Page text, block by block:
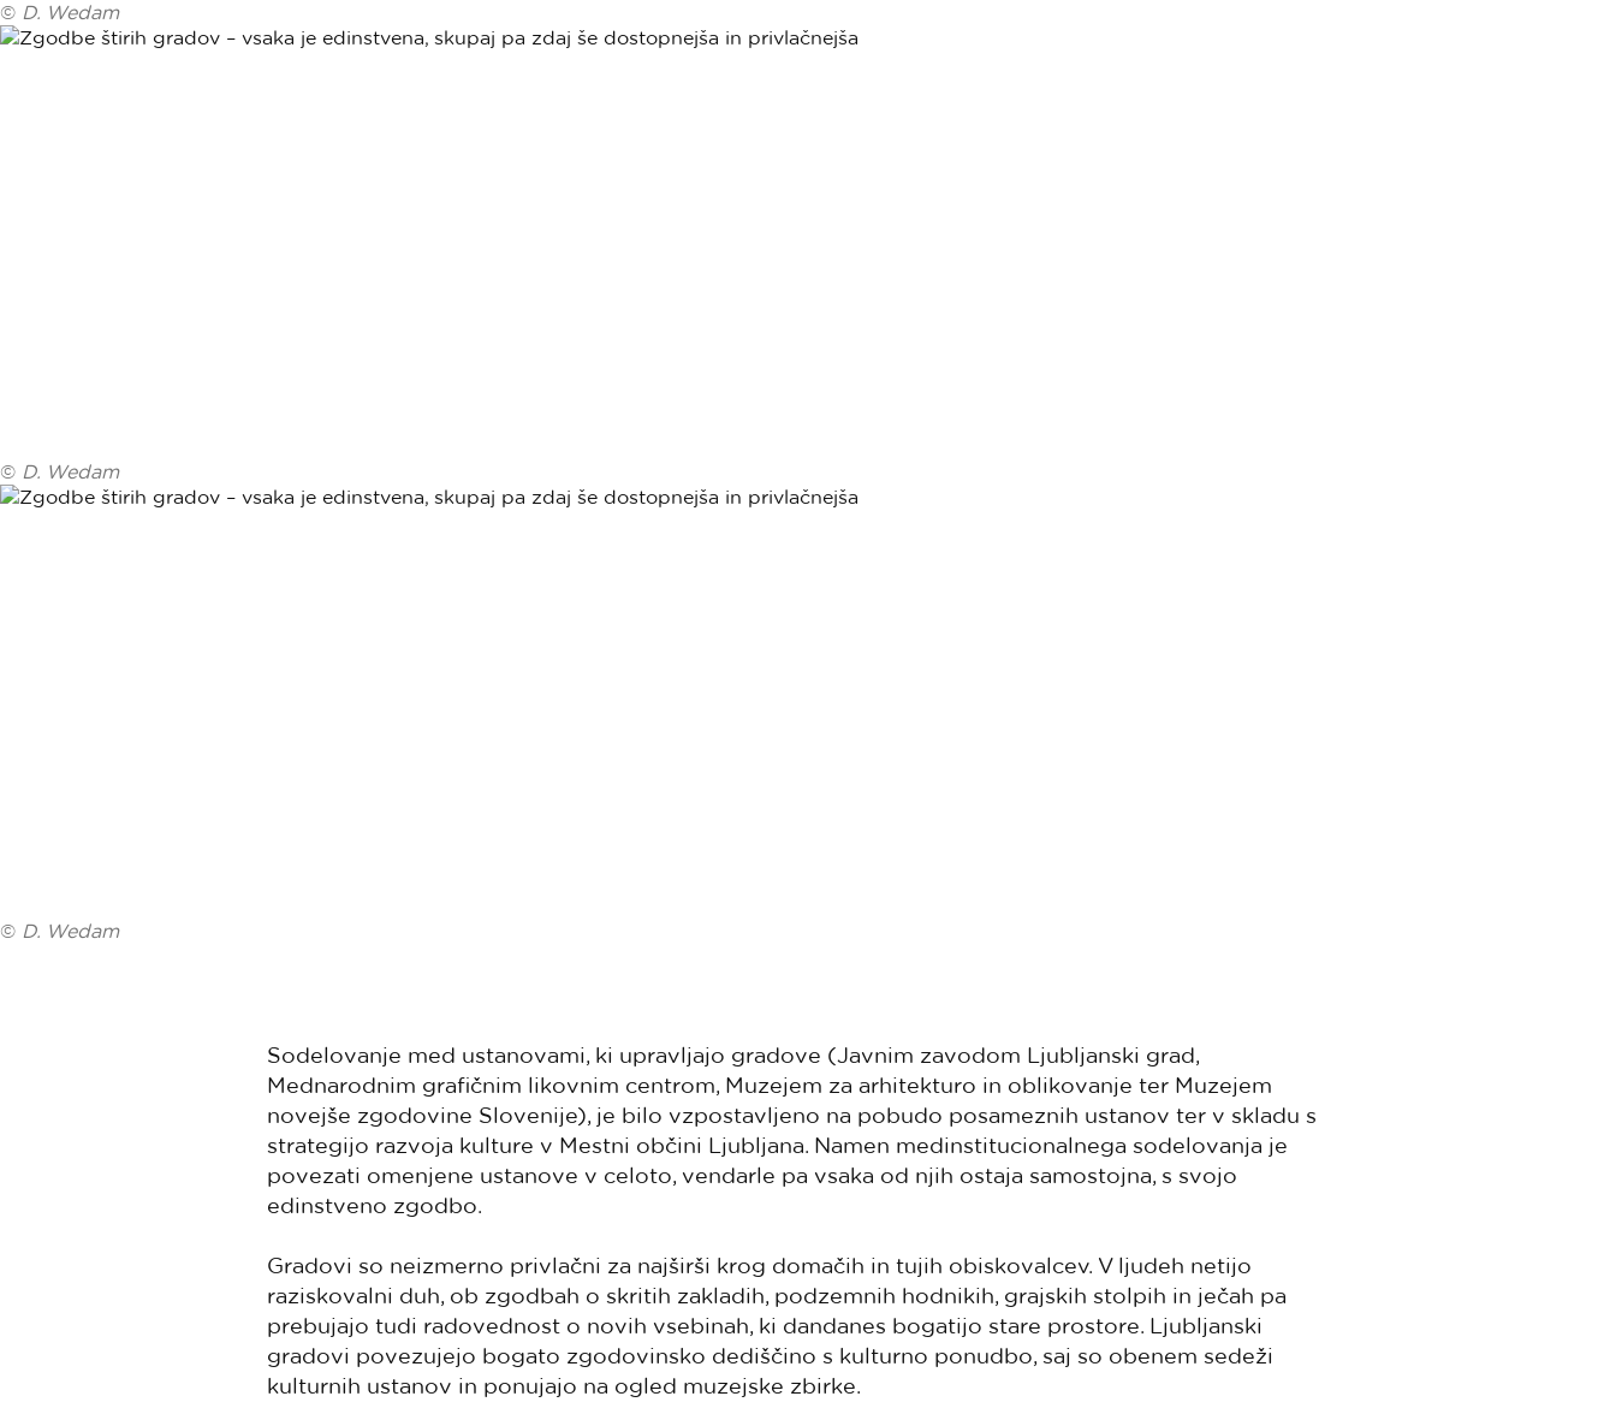
© D. Wedam
© D. Wedam
© D. Wedam
Sodelovanje med ustanovami, ki upravljajo gradove (Javnim zavodom Ljubljanski grad,
Mednarodnim grafičnim likovnim centrom, Muzejem za arhitekturo in oblikovanje ter Muzejem
novejše zgodovine Slovenije), je bilo vzpostavljeno na pobudo posameznih ustanov ter v skladu s
strategijo razvoja kulture v Mestni občini Ljubljana. Namen medinstitucionalnega sodelovanja je
povezati omenjene ustanove v celoto, vendarle pa vsaka od njih ostaja samostojna, s svojo
edinstveno zgodbo.
Gradovi so neizmerno privlačni za najširši krog domačih in tujih obiskovalcev. V ljudeh netijo
raziskovalni duh, ob zgodbah o skritih zakladih, podzemnih hodnikih, grajskih stolpih in ječah pa
prebujajo tudi radovednost o novih vsebinah, ki dandanes bogatijo stare prostore. Ljubljanski
gradovi povezujejo bogato zgodovinsko dediščino s kulturno ponudbo, saj so obenem sedeži
kulturnih ustanov in ponujajo na ogled muzejske zbirke.